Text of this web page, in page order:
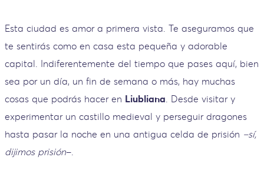
Esta ciudad es amor a primera vista. Te aseguramos que
te sentirás como en casa esta pequeña y adorable
capital. Indiferentemente del tiempo que pases aquí, bien
sea por un día, un fin de semana o más, hay muchas
cosas que podrás hacer en Liubliana. Desde visitar y
experimentar un castillo medieval y perseguir dragones
hasta pasar la noche en una antigua celda de prisión –sí,
dijimos prisión–.